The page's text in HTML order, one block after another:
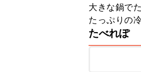
大きな鍋で
たっぷりの
たべれぽ